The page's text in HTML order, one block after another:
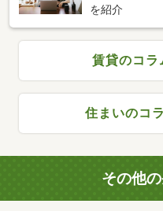
を紹介
賃貸のコラ
住まいのコ
その他